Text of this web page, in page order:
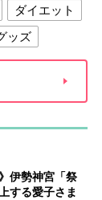
ダイエット
ッズ
伊勢神宮「祭
する愛子さま